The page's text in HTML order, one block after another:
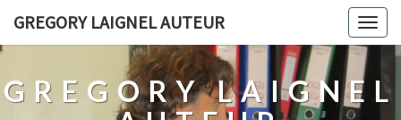
GREGORY LAIGNEL AUTEUR
GREGORY LAIGNEL